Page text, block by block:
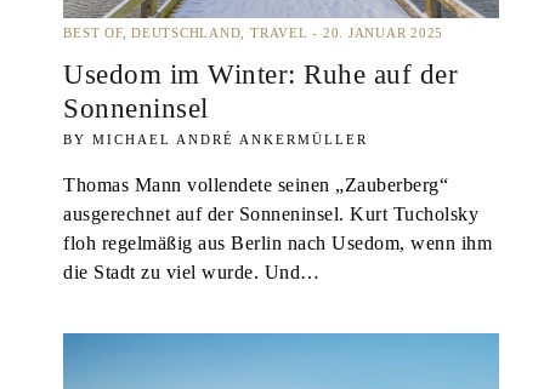
BEST OF DEUTSCHLAND TRAVEL 20. JANUAR 2025
Usedom im Winter: Ruhe auf der
Sonneninsel
MICHAEL ANDRÉ ANKERMÜLLER
Thomas Mann vollendete seinen „Zauberberg“
ausgerechnet auf der Sonneninsel. Kurt Tucholsky
floh regelmäßig aus Berlin nach Usedom, wenn ihm
die Stadt zu viel wurde. Und…